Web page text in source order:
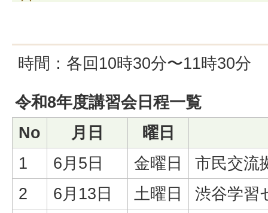
時間：各回10時30分〜11時30分
令和8年度講習会日程一覧
No
月日
曜日
1
6月5日 金曜日
市民交流
2
6月13日 土曜日
渋谷学習